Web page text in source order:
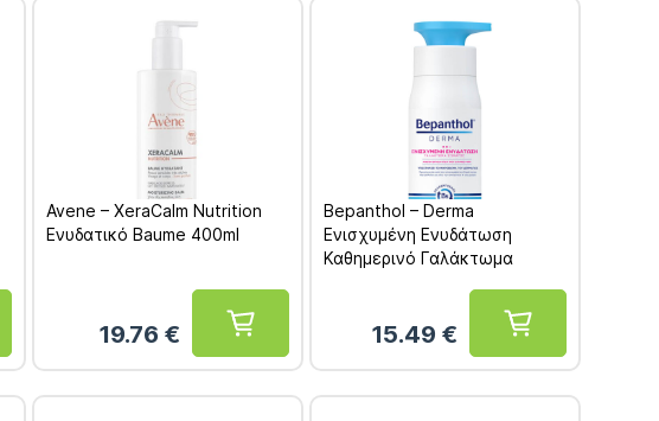
Avene – XeraCalm Nutrition
Ενυδατικό Baume 400ml
19.76€
Bepanthol – Derma
Ενισχυμένη Ενυδάτωση
Καθημερινό Γαλάκτωμα
15.49 €